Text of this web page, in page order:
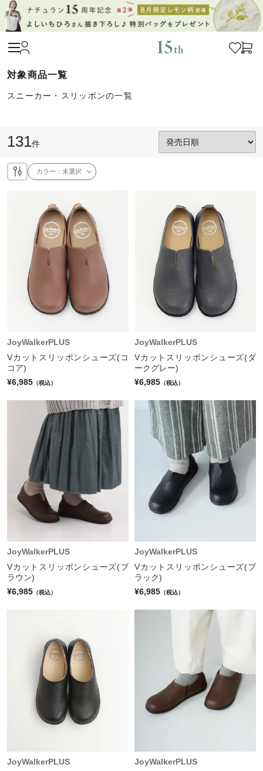
スニーカー・スリッポンの一覧
131件
カラー：未選択
JoyWalkerPLUS
Vカットスリッポンシューズ(コ
コア)
¥6,985 （税込）
JoyWalkerPLUS
Vカットスリッポンシューズ(ダ
ークグレー)
¥6,985 （税込）
JoyWalkerPLUS
Vカットスリッポンシューズ(ブ
ラウン)
¥6,985 （税込）
JoyWalkerPLUS
Vカットスリッポンシューズ(ブ
ラック)
¥6,985 （税込）
JoyWalkerPLUS
JoyWalkerPLUS